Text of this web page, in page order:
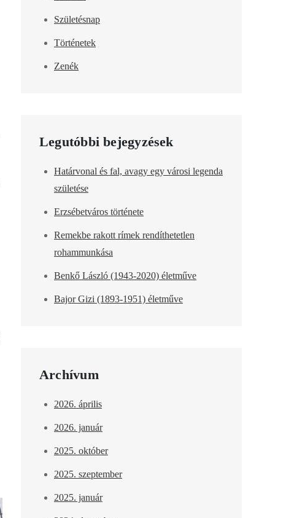
Születésnap
Történetek
Zenék
Legutóbbi bejegyzések
Határvonal és fal, avagy egy városi legenda
születése
Erzsébetváros története
Remekbe rakott rímek rendíthetetlen
rohammunkása
Benkő László (1943-2020) életműve
Bajor Gizi (1893-1951) életműve
Archívum
2026. április
2026. január
2025. október
2025. szeptember
2025. január